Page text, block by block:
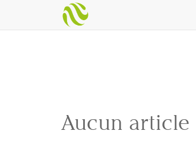
Aucun article